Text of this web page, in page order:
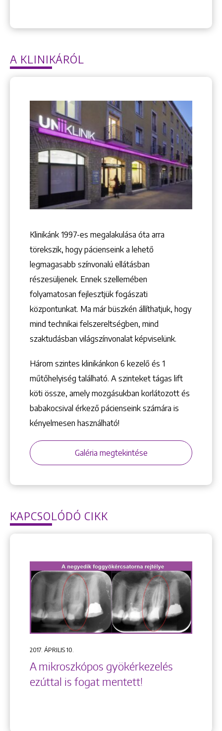
+36 1 222 7250
+36 1 222 9150
1148 Budapest, Örs vezér tere 2.
Keresés
A KLINIKÁRÓL
Klinikánk 1997-­es megalakulása óta arra
törekszik, hogy pácienseink a lehető
legmagasabb színvonalú ellátásban
részesüljenek. Ennek szellemében
folyamatosan fejlesztjük fogászati
központunkat. Ma már büszkén állíthatjuk, hogy
mind technikai felszereltségben, mind
szaktudásban világszínvonalat képviselünk.
Három szintes klinikánkon 6 kezelő ­és 1
műtőhelyiség található. A szinteket tágas lift
köti össze, amely mozgásukban korlátozott és
babakocsival érkező pácienseink számára is
kényelmesen használható!
Galéria megtekintése
KAPCSOLÓDÓ CIKK
2017. ÁPRILIS 10.
A mikroszkópos gyökérkezelés
ezúttal is fogat mentett!